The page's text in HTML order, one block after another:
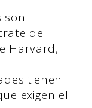
son
de
Harvard,
tienen
exigen el